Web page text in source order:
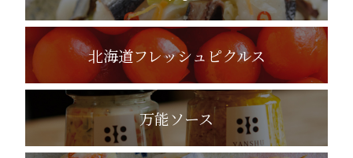
北海道フレッシュピクルス
万能ソース